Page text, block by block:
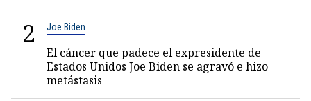
2 Joe Biden
El cáncer que padece el expresidente de
Estados Unidos Joe Biden se agravó e hizo
metástasis